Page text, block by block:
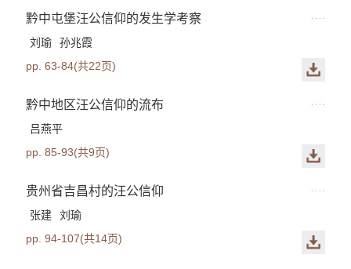
黔中屯堡汪公信仰的发生学考察
刘瑜
孙兆霞
pp. 63-84(共22页)
黔中地区汪公信仰的流布
吕燕平
pp. 85-93(共9页)
贵州省吉昌村的汪公信仰
张建
刘瑜
pp. 94-107(共14页)